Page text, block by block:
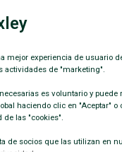
Corte ajustado
COLORES
mejor experiencia de usuario
actividades de "marketing".
es voluntario y puede
haciendo clic en "Aceptar" o
las "cookies".
de socios que las utilizan en